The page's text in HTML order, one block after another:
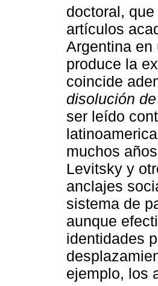
doctoral,
artículos
Argentina en
produce la
coincide
disolución
ser leído
muchos
Levitsky y
anclajes
sistema de
aunque
identidades
ejemplo, los